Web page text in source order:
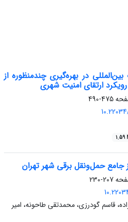
در بهره‌گیری چندمنظوره از
ارتقای امنیت شهری
475-490
1.59
جامع حمل‌ونقل برقی شهر تهران
207-230
قاسم گودرزی، محمدتقی طاحونه، امیر